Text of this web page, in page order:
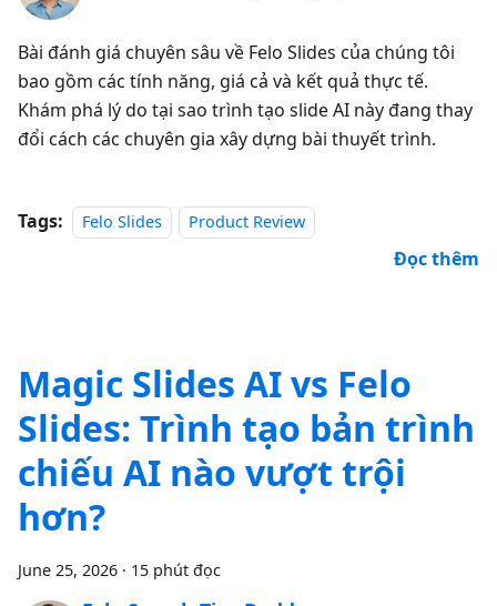
Bài đánh giá chuyên sâu về Felo Slides của chúng tôi
bao gồm các tính năng, giá cả và kết quả thực tế.
Khám phá lý do tại sao trình tạo slide AI này đang thay
đổi cách các chuyên gia xây dựng bài thuyết trình.
Tags: Felo Slides Product Review
Đọc thêm
Magic Slides AI vs Felo
Slides: Trình tạo bản trình
chiếu AI nào vượt trội
hơn?
June 25, 2026 · 15 phút đọc